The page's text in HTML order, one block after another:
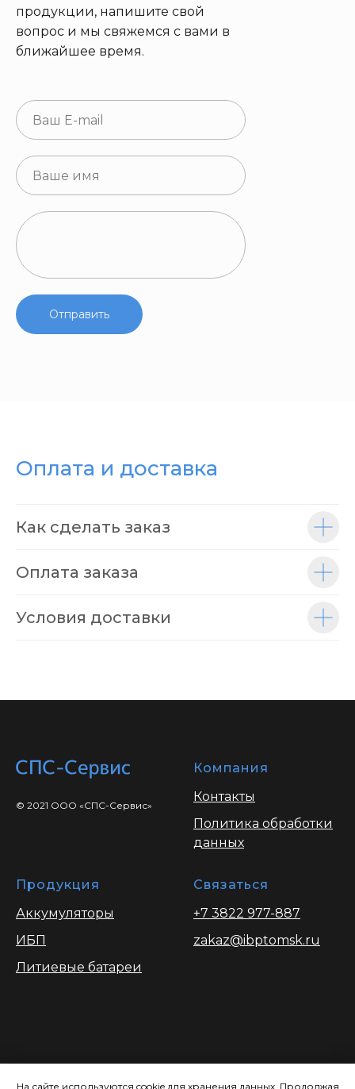
На сайте используются cookie для хранения данных. Продолжая
Отправить
продукции, напишите свой
вопрос и мы свяжемся с вами в
ближайшее время.
Оплата и доставка
Как сделать заказ
Оплата заказа
Условия доставки
© 2021 ООО «СПС-Сервис»
Компания
Контакты
Политика обработки
данных
Продукция
Аккумуляторы
ИБП
Литиевые батареи
Связаться
+7 3822 977-887
zakaz@ibptomsk.ru
сайте носит ознакомительный характер